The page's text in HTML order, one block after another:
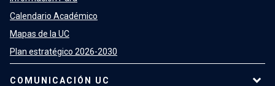
Calendario Académico
Mapas de la UC
Plan estratégico 2026-2030
COMUNICACIÓN UC